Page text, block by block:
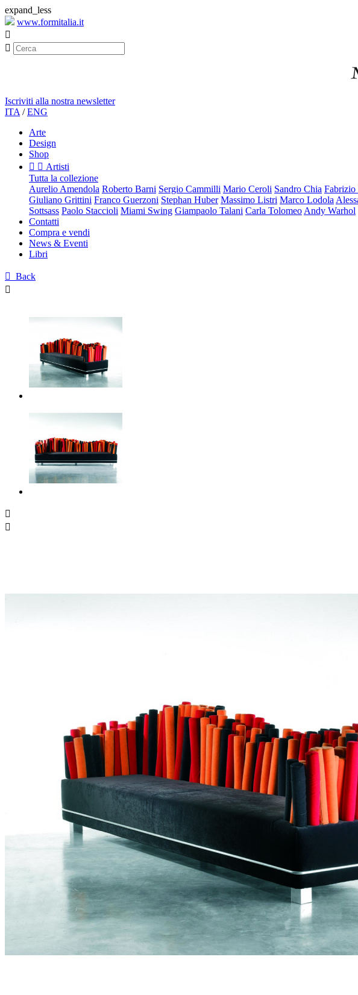
expand_less
www.formitalia.it


Iscriviti alla nostra newsletter
ITA /ENG
Arte
Design
Shop
  Artisti
Tutta la collezione
Aurelio Amendola Roberto Barni Sergio Cammilli Mario Ceroli Sandro Chia Fabrizio
Giuliano Grittini Franco Guerzoni Stephan Huber Massimo Listri Marco Lodola
Sottsass Paolo Staccioli Miami Swing Giampaolo Talani Carla Tolomeo Andy Warhol
Contatti
Compra e vendi
News & Eventi
Libri
 Back


